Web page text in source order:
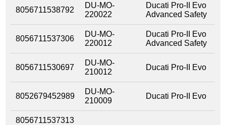
8056711538792
DU-MO-
220022
Ducati Pro-II Evo
Advanced Safety
8056711537306
DU-MO-
220012
Ducati Pro-II Evo
Advanced Safety
8056711530697
DU-MO-
210012
Ducati Pro-II Evo
8052679452989
DU-MO-
210009
Ducati Pro-II Evo
8056711537313